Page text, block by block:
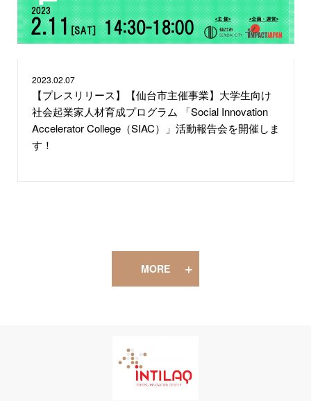
2023.02.07
【プレスリリース】【仙台市主催事業】大学生向け
社会起業家人材育成プログラム 「Social Innovation
Accelerator College（SIAC）」活動報告会を開催しま
す！
MORE